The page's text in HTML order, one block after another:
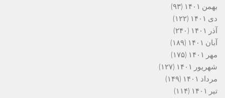
بهمن ۱۴۰۱
(۹۳)
دی ۱۴۰۱
(۱۲۲)
آذر ۱۴۰۱
(۲۴۰)
آبان ۱۴۰۱
(۱۸۹)
مهر ۱۴۰۱
(۱۷۵)
شهریور ۱۴۰۱
(۱۲۷)
مرداد ۱۴۰۱
(۱۴۹)
تیر ۱۴۰۱
(۱۱۴)